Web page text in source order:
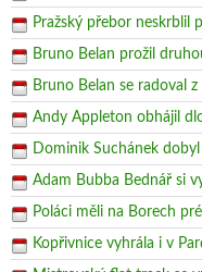
Pražský přebor neskrblil
Bruno Belan prožil
Bruno Belan se radoval
Andy Appleton obhájil
Dominik Suchánek
Adam Bubba Bednář si
Poláci měli na Borech
Kopřivnice vyhrála i v